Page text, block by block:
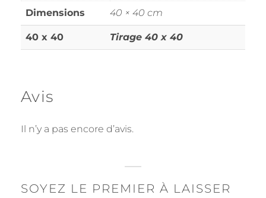
Dimensions 40 × 40 cm
40 x 40 Tirage 40 x 40
Avis
Il n’y a pas encore d’avis.
SOYEZ LE PREMIER À LAISSER